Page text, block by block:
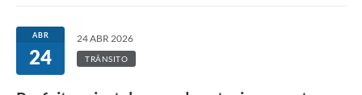
ABR
24
24 ABR 2026
TRÂNSITO